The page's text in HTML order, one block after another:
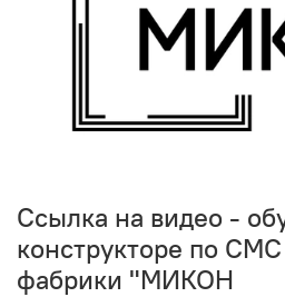
Ссылка на видео -
конструкторе по
фабрики "МИКОН